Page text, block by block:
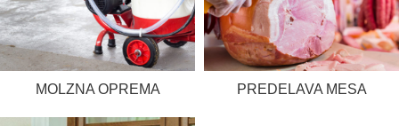
MOLZNA OPREMA PREDELAVA MESA